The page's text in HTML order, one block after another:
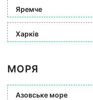
Яремче
Харків
МОРЯ
Азовське море